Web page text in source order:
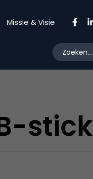
Missie & Visie
stick